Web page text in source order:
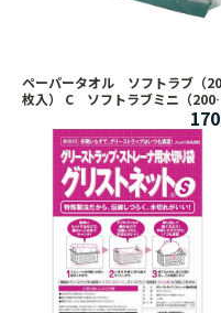
ペーパータオル ソフトラブ（
枚入） C ソフトラブミニ（200
170